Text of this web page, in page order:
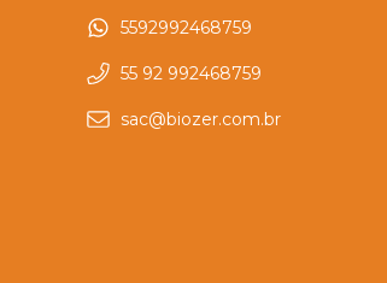
5592992468759
55 92 992468759
sac@biozer.com.br